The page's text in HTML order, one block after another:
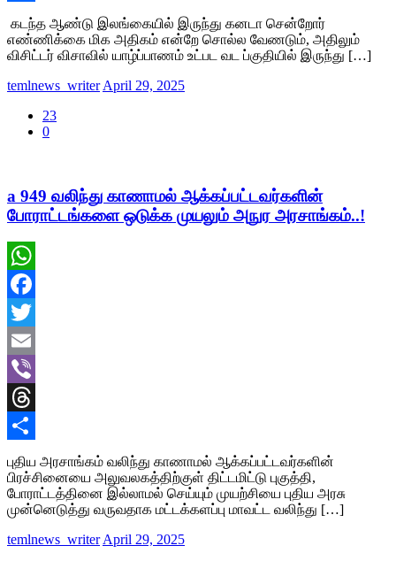
Share
கடந்த ஆண்டு இலங்கையில் இருந்து கனடா சென்றோர்
எண்ணிக்கை மிக அதிகம் என்றே சொல்ல வேணடும், அதிலும்
விசிட்டர் விசாவில் யாழ்ப்பாணம் உட்பட வட ப்குதியில் இருந்து […]
temlnews_writer April 29, 2025
23
0
a 949 வலிந்து காணாமல் ஆக்கப்பட்டவர்களின்
போராட்டங்களை ஒடுக்க முயலும் அநுர அரசாங்கம்..!
WhatsApp
Facebook
Twitter
Email
Viber
Threads
Share
புதிய அரசாங்கம் வலிந்து காணாமல் ஆக்கப்பட்டவர்களின்
பிரச்சினையை அலுவலகத்திற்குள் திட்டமிட்டு புகுத்தி,
போராட்டத்தினை இல்லாமல் செய்யும் முயற்சியை புதிய அரசு
முன்னெடுத்து வருவதாக மட்டக்களப்பு மாவட்ட வலிந்து […]
temlnews_writer April 29, 2025